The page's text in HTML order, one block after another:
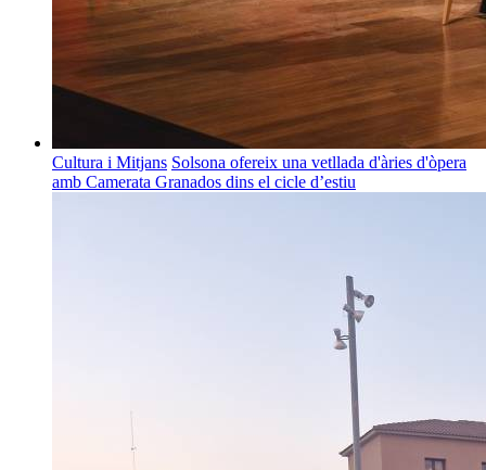
Cultura i Mitjans Solsona ofereix una vetllada d'àries d'òpera
amb Camerata Granados dins el cicle d’estiu